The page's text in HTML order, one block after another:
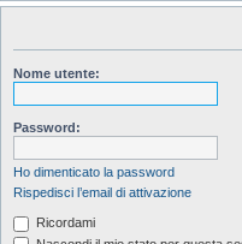
Nome utente:
Password:
Ho dimenticato la password
Rispedisci l’email di attivazione
Ricordami